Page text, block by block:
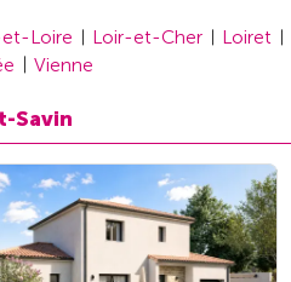
Loire Loir-et-Cher Loiret
Vienne
Savin